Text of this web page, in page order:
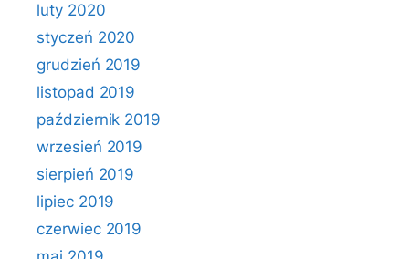
luty 2020
styczeń 2020
grudzień 2019
listopad 2019
październik 2019
wrzesień 2019
sierpień 2019
lipiec 2019
czerwiec 2019